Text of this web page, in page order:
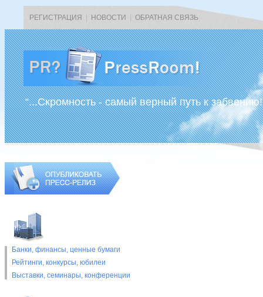
РЕГИСТРАЦИЯ НОВОСТИ ОБРАТНАЯ СВЯЗЬ
“...Скромность - самый верный путь к
Банки, финансы, ценные бумаги
Рейтинги, конкурсы, юбилеи
Выставки, cеминары, конференции